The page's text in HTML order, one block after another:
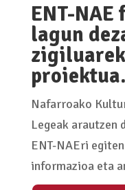
ENT-
lagun
proiektua.
Nafarroako
Legeak arautzen
ENT-NAEri
informazioa eta